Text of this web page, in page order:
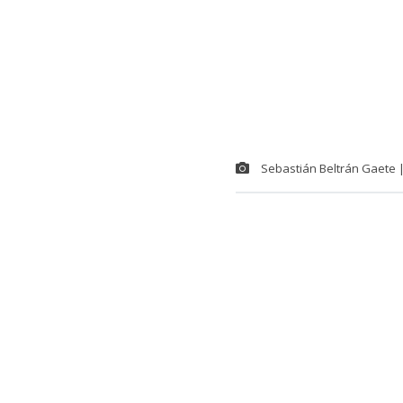
Sebastián Beltrán Gaete